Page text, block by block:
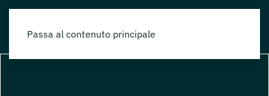
Passa al contenuto principale